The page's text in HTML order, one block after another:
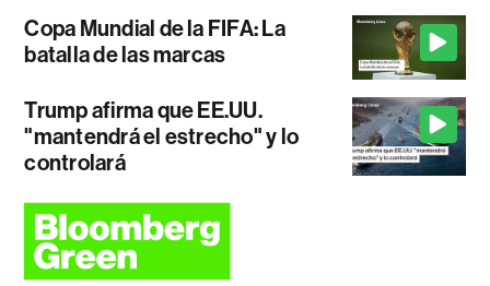
Copa Mundial de la FIFA: La
batalla de las marcas
Trump afirma que EE.UU.
"mantendrá el estrecho" y lo
controlará